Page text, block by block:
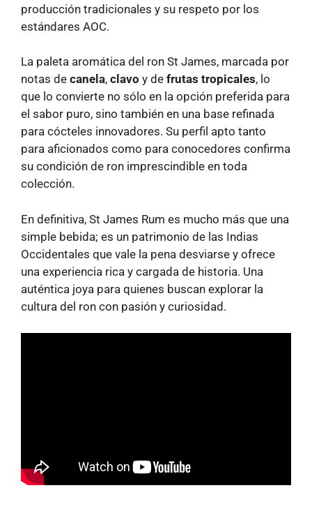
producción tradicionales y su respeto por los
estándares AOC.
La paleta aromática del ron St James, marcada por
notas de canela, clavo y de frutas tropicales, lo
que lo convierte no sólo en la opción preferida para
el sabor puro, sino también en una base refinada
para cócteles innovadores. Su perfil apto tanto
para aficionados como para conocedores confirma
su condición de ron imprescindible en toda
colección.
En definitiva, St James Rum es mucho más que una
simple bebida; es un patrimonio de las Indias
Occidentales que vale la pena desviarse y ofrece
una experiencia rica y cargada de historia. Una
auténtica joya para quienes buscan explorar la
cultura del ron con pasión y curiosidad.